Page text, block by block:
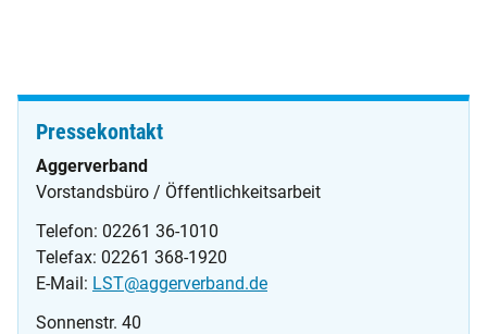
Pressekontakt
Aggerverband
Vorstandsbüro / Öffentlichkeitsarbeit
Telefon: 02261 36-1010
Telefax: 02261 368-1920
E-Mail: LST@aggerverband.de
Sonnenstr. 40